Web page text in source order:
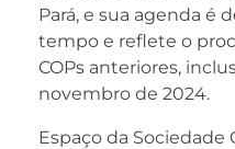
Pará, e sua agenda é
tempo e reflete o
COPs anteriores,
novembro de 2024.
Espaço da Sociedade